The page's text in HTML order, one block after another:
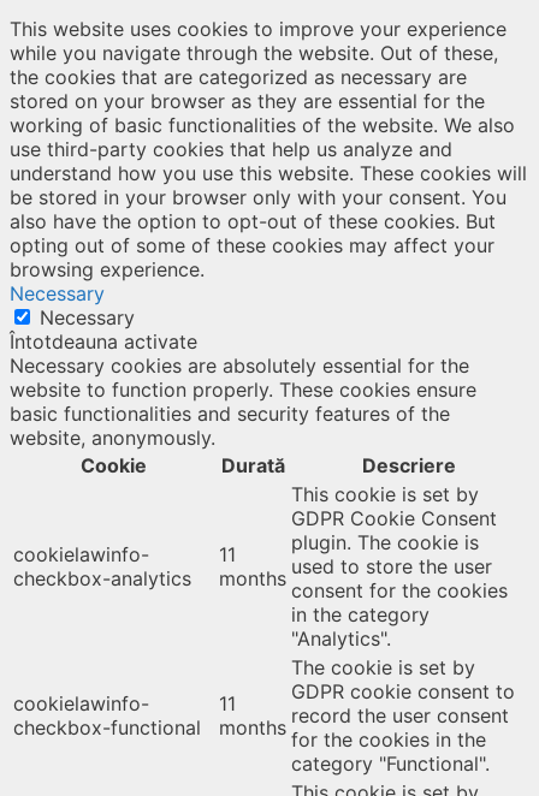
This website uses cookies to improve your experience
while you navigate through the website. Out of these,
the cookies that are categorized as necessary are
stored on your browser as they are essential for the
working of basic functionalities of the website. We also
use third-party cookies that help us analyze and
understand how you use this website. These cookies will
be stored in your browser only with your consent. You
also have the option to opt-out of these cookies. But
opting out of some of these cookies may affect your
browsing experience.
Necessary
Necessary
Întotdeauna activate
Necessary cookies are absolutely essential for the
website to function properly. These cookies ensure
basic functionalities and security features of the
website, anonymously.
Cookie
Durată Descriere
cookielawinfo-
checkbox-analytics
11
months
This cookie is set by
GDPR Cookie Consent
plugin. The cookie is
used to store the user
consent for the cookies
in the category
"Analytics".
cookielawinfo-
checkbox-functional
11
months
The cookie is set by
GDPR cookie consent to
record the user consent
for the cookies in the
category "Functional".